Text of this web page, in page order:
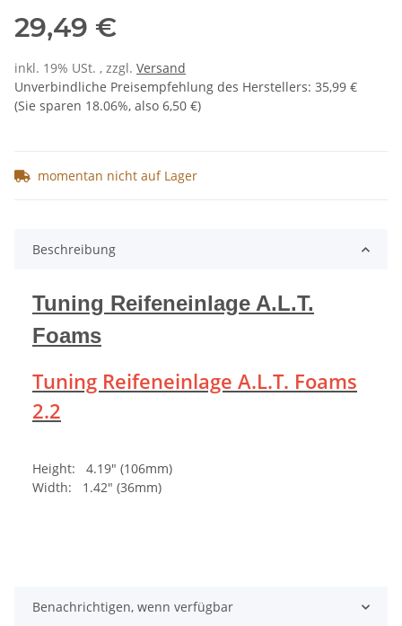
29,49 €
inkl. 19% USt. , zzgl. Versand
Unverbindliche Preisempfehlung des Herstellers: 35,99 €
(Sie sparen 18.06%, also 6,50 €)
momentan nicht auf Lager
Beschreibung
Tuning Reifeneinlage A.L.T.
Foams
Tuning Reifeneinlage A.L.T. Foams
2.2
Height: 4.19" (106mm)
Width: 1.42" (36mm)
Benachrichtigen, wenn verfügbar